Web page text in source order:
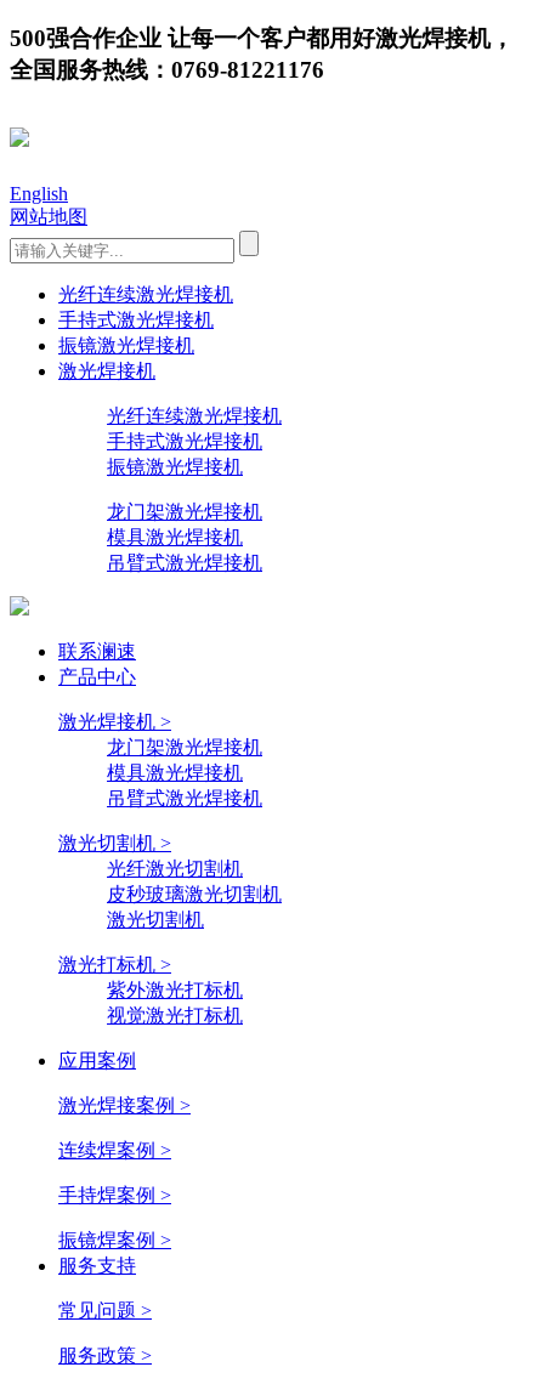
500强合作企业 让每一个客户都用好激光焊接机，
全国服务热线：0769-81221176
English
网站地图
光纤连续激光焊接机
手持式激光焊接机
振镜激光焊接机
激光焊接机
光纤连续激光焊接机
手持式激光焊接机
振镜激光焊接机
龙门架激光焊接机
模具激光焊接机
吊臂式激光焊接机
联系澜速
产品中心
激光焊接机 >
龙门架激光焊接机
模具激光焊接机
吊臂式激光焊接机
激光切割机 >
光纤激光切割机
皮秒玻璃激光切割机
激光切割机
激光打标机 >
紫外激光打标机
视觉激光打标机
应用案例
激光焊接案例 >
连续焊案例 >
手持焊案例 >
振镜焊案例 >
服务支持
常见问题 >
服务政策 >